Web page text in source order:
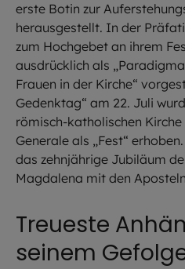
erste Botin zur
herausgestellt. In der
zum Hochgebet an ihrem
ausdrücklich als
Frauen in der Kirche“
Gedenktag“ am 22. Juli
römisch-katholischen
Generale als „Fest“
das zehnjährige Jubiläum
Magdalena mit den
Treueste
seinem